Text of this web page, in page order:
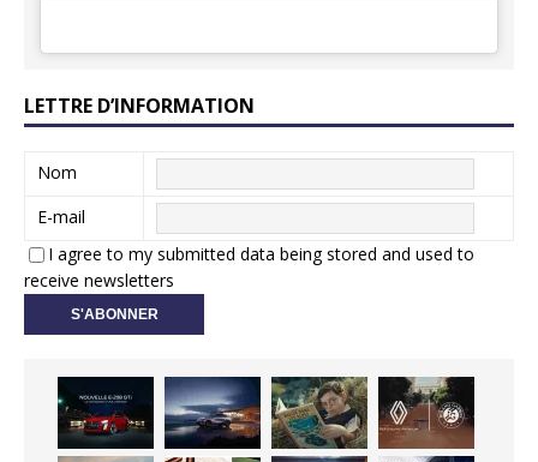
LETTRE D’INFORMATION
Nom
E-mail
I agree to my submitted data being stored and used to
receive newsletters